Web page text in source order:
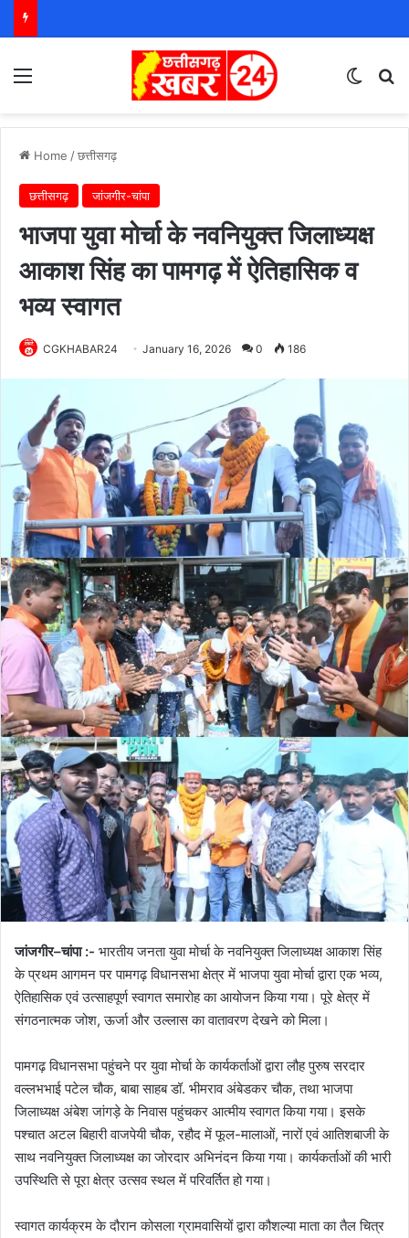
Home /छत्तीसगढ़
छत्तीसगढ़ जांजगीर-चांपा
भाजपा युवा मोर्चा के नवनियुक्त जिलाध्यक्ष
आकाश सिंह का पामगढ़ में ऐतिहासिक व
भव्य स्वागत
CGKHABAR24 January 16, 2026 0 186
जांजगीर–चांपा :- भारतीय जनता युवा मोर्चा के नवनियुक्त जिलाध्यक्ष आकाश सिंह
के प्रथम आगमन पर पामगढ़ विधानसभा क्षेत्र में भाजपा युवा मोर्चा द्वारा एक भव्य,
ऐतिहासिक एवं उत्साहपूर्ण स्वागत समारोह का आयोजन किया गया। पूरे क्षेत्र में
संगठनात्मक जोश, ऊर्जा और उल्लास का वातावरण देखने को मिला।
पामगढ़ विधानसभा पहुंचने पर युवा मोर्चा के कार्यकर्ताओं द्वारा लौह पुरुष सरदार
वल्लभभाई पटेल चौक, बाबा साहब डॉ. भीमराव अंबेडकर चौक, तथा भाजपा
जिलाध्यक्ष अंबेश जांगड़े के निवास पहुंचकर आत्मीय स्वागत किया गया। इसके
पश्चात अटल बिहारी वाजपेयी चौक, रहौद में फूल-मालाओं, नारों एवं आतिशबाजी के
साथ नवनियुक्त जिलाध्यक्ष का जोरदार अभिनंदन किया गया। कार्यकर्ताओं की भारी
उपस्थिति से पूरा क्षेत्र उत्सव स्थल में परिवर्तित हो गया।
स्वागत कार्यक्रम के दौरान कोसला ग्रामवासियों द्वारा कौशल्या माता का तैल चित्र